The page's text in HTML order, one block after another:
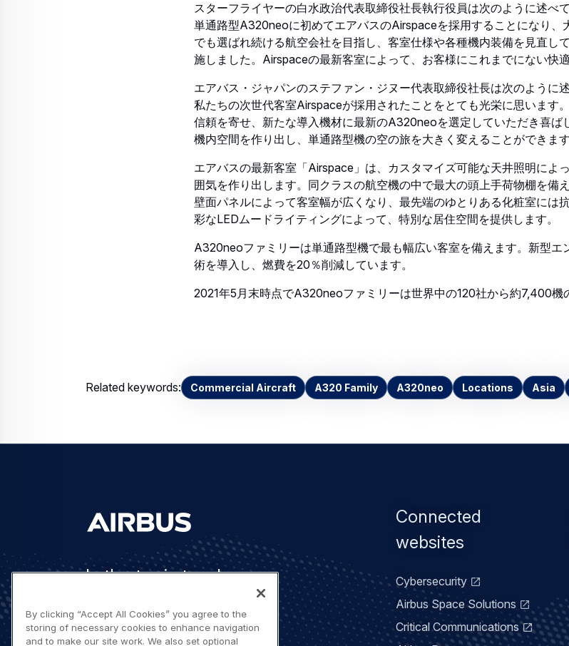
スターフライヤーの白水政治代表取締役社長執行役員は次のように述べ
単通路型A320neoに初めてエアバスのAirspaceを採用することになり、
でも選ばれ続ける航空会社を目指し、客室仕様や各種機内装備を見直し
施しました。Airspaceの最新客室によって、お客様にこれまでにない快
エアバス・ジャパンのステファン・ジヌー代表取締役社長は次のように
私たちの次世代客室Airspaceが採用されたことをとても光栄に思います
信頼を寄せ、新たな導入機材に最新のA320neoを選定していただき喜ば
機内空間を作り出し、単通路型機の空の旅を大きく変えることができます
エアバスの最新客室「Airspace」は、カスタマイズ可能な天井照明によ
囲気を作り出します。同クラスの航空機の中で最大の頭上手荷物棚を備
壁面パネルによって客室幅が広くなり、最先端のゆとりある化粧室には
彩なLEDムードライティングによって、特別な居住空間を提供します。
A320neoファミリーは単通路型機で最も幅広い客室を備えます。新型エ
術を導入し、燃費を20％削減しています。
2021年5月末時点でA320neoファミリーは世界中の120社から約7,400機
Related keywords: Commercial Aircraft A320 Family A320neo Locations Asia
Let's stay in touch
Footer
menu
Connected
websites
Cybersecurity
Airbus Space Solutions
Critical Communications
By clicking “Accept All Cookies” you agree to the
storing of necessary cookies to enhance navigation
and to make our site work. We also set optional